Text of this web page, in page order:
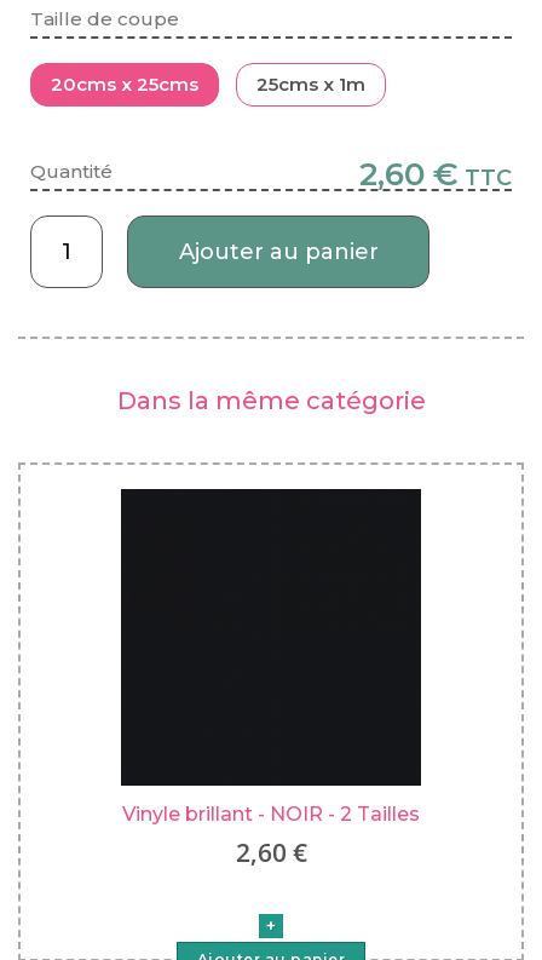
Taille de coupe
20cms x 25cms 25cms x 1m
Quantité 2,60 € TTC
Ajouter au panier
Dans la même catégorie
Vinyle brillant - NOIR - 2 Tailles
2,60 €